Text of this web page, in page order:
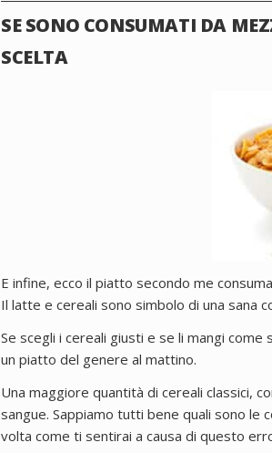
SE SONO CONSUMATI DA
SCELTA
E infine, ecco il piatto secondo me
Il latte e cereali sono simbolo di una sana
Se scegli i cereali giusti e se li mangi
un piatto del genere al mattino.
Una maggiore quantità di cereali classici,
sangue. Sappiamo tutti bene quali sono le
volta come ti sentirai a causa di questo